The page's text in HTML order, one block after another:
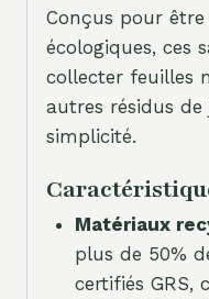
Conçus pour
écologiques, ces
collecter feuilles
autres résidus
simplicité.
Matériaux
plus de 50%
certifiés GRS,